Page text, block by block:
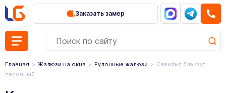
Заказать замер
Главная Жалюзи на окна Рулонные жалюзи
Севилья блэкаут
песочный